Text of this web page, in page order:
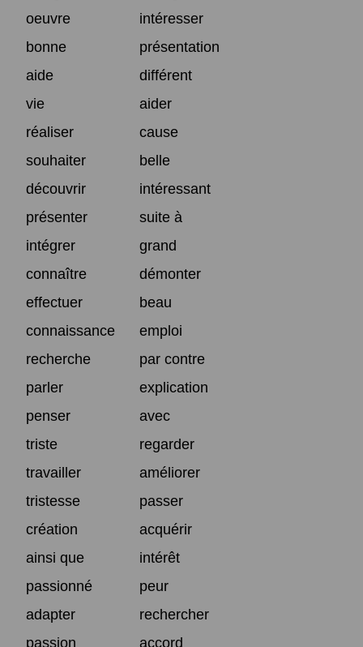
oeuvre
intéresser
bonne
présentation
aide
différent
vie
aider
réaliser
cause
souhaiter
belle
découvrir
intéressant
présenter
suite à
intégrer
grand
connaître
démonter
effectuer
beau
connaissance
emploi
recherche
par contre
parler
explication
penser
avec
triste
regarder
travailler
améliorer
tristesse
passer
création
acquérir
ainsi que
intérêt
passionné
peur
adapter
rechercher
passion
accord